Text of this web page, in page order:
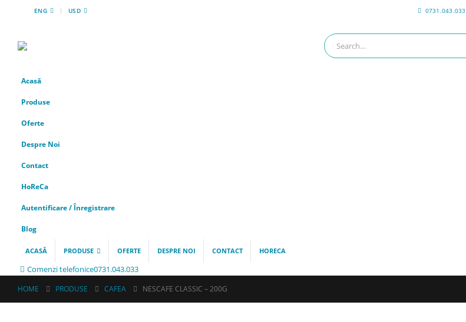
ENG | USD 0731.043.033
Acasă
Produse
Oferte
Despre Noi
Contact
HoReCa
Autentificare / Înregistrare
Blog
ACASĂ PRODUSE OFERTE DESPRE NOI CONTACT HORECA
Comenzi telefonice0731.043.033
HOME PRODUSE CAFEA NESCAFE CLASSIC – 200G